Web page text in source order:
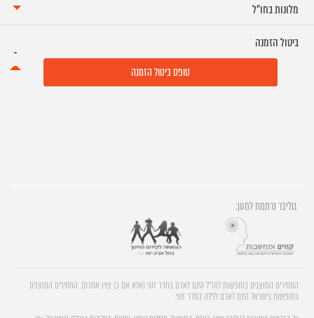
מלונות בחו"ל
ביטול הזמנה
טופס ביטול הזמנה
גוליבר נרתמת למען:
המחירים המוצגים בחופשות לחו"ל הינם לאדם בחדר זוגי (אלא אם כן צוין אחרת). המחירים המוצגים
בחופשות בישראל הינם לאדם ללילה בחדר זוגי.